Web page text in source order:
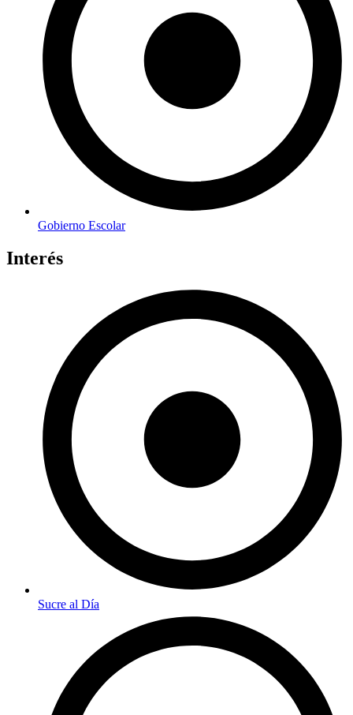
Gobierno Escolar
Interés
Sucre al Día